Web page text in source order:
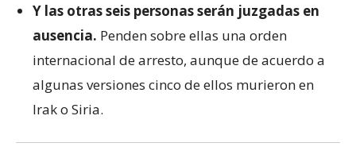
Y las otras seis personas serán juzgadas en
ausencia. Penden sobre ellas una orden
internacional de arresto, aunque de acuerdo a
algunas versiones cinco de ellos murieron en
Irak o Siria.